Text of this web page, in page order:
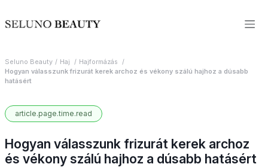
Seluno Beauty Haj
Hajformázás
Hogyan válasszunk frizurát kerek archoz és vékony szálú hajhoz a dúsabb
hatásért
article.page.time.read
Hogyan válasszunk frizurát kerek archoz
és vékony szálú hajhoz a dúsabb hatásért